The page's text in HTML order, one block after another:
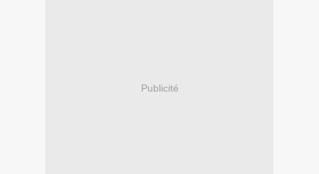
Publicité